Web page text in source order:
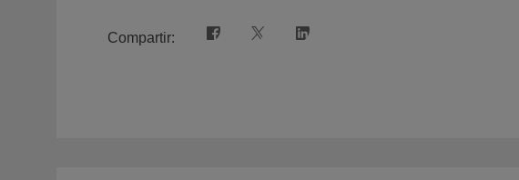
Compartir: